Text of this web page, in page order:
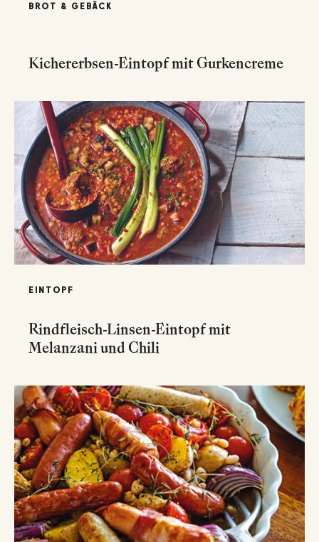
BROT & GEBÄCK
Kichererbsen-Eintopf mit Gurkencreme
EINTOPF
Rindfleisch-Linsen-Eintopf mit
Melanzani und Chili